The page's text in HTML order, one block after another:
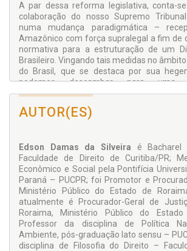
A par dessa reforma legislativa, conta-
colaboração do nosso Supremo
numa mudança paradigmática –
Amazônico com força supralegal a fim de
normativa para a estruturação de um
Brasileiro. Vingando tais medidas no
do Brasil, que se destaca por sua
podemos descambar para uma
supranacional e socioambiental dessa
América Latina, criando assim o espaço
regime internacional ambiental da
AUTOR(ES)
Edson Damas da Silveira é Bacharel
Faculdade de Direito de Curitiba/PR;
Econômico e Social pela Pontifícia
Paraná – PUCPR; foi Promotor e
Ministério Público do Estado de
atualmente é Procurador-Geral de
Roraima, Ministério Público do
Professor da disciplina de Política
Ambiente, pós-graduação lato sensu –
disciplina de Filosofia do Direito –